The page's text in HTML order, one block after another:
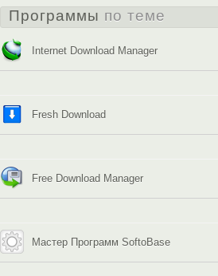
Программы по теме
Internet Download Manager
Fresh Download
Free Download Manager
Мастер Программ SoftoBase